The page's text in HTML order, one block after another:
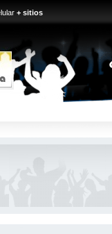
+ sitios